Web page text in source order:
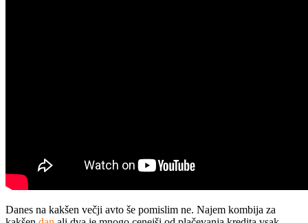
Danes na kakšen večji avto še pomislim ne. Najem kombija za